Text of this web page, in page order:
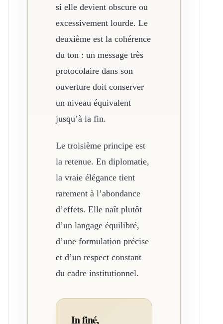
si elle devient obscure ou
excessivement lourde. Le
deuxième est la cohérence
du ton : un message très
protocolaire dans son
ouverture doit conserver
un niveau équivalent
jusqu’à la fin.
Le troisième principe est
la retenue. En diplomatie,
la vraie élégance tient
rarement à l’abondance
d’effets. Elle naît plutôt
d’un langage équilibré,
d’une formulation précise
et d’un respect constant
du cadre institutionnel.
In finé,